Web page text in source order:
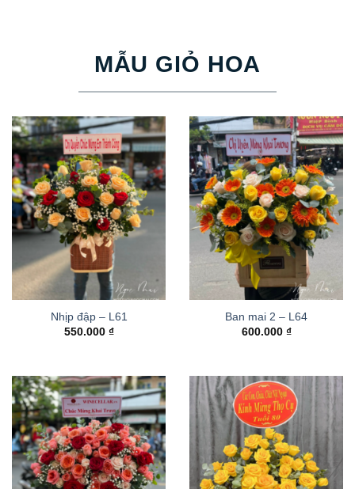
MẪU GIỎ HOA
Nhịp đập – L61
550.000 ₫
Ban mai 2 – L64
600.000 ₫